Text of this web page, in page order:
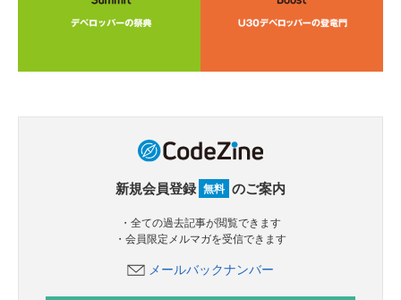
新規会員登録 無料 のご案内
・全ての過去記事が閲覧できます
・会員限定メルマガを受信できます
メールバックナンバー